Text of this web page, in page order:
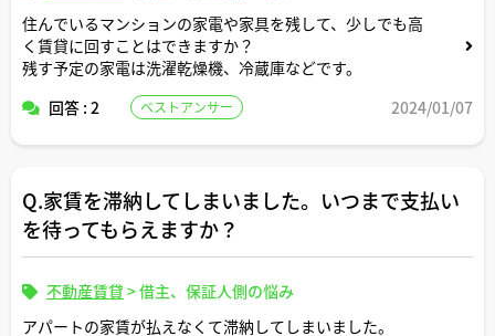
住んでいるマンションの家電や家具を残して、少しでも高
く賃貸に回すことはできますか？
残す予定の家電は洗濯乾燥機、冷蔵庫などです。
回答 : 2
ベストアンサー 2024/01/07
Q.家賃を滞納してしまいました。いつまで支払い
を待ってもらえますか？
不動産賃貸 >借主、保証人側の悩み
アパートの家賃が払えなくて滞納してしまいました。